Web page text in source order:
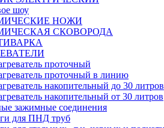
шоу
НОЖИ
СКОВОРОДА
проточный
проточный в линию
накопительный до 30 литров
накопительный от 30 литров
зажимные соединения
для ПНД труб